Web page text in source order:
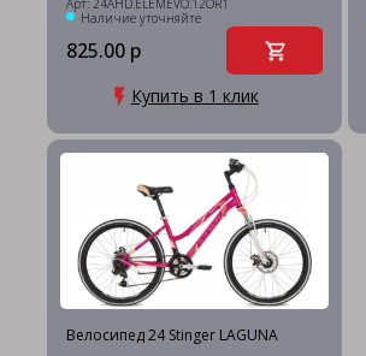
Арт: 24AHD.ELEMEVO.12OR1
Наличие уточняйте
825.00 р
Купить в 1 клик
Велосипед 24 Stinger LAGUNA